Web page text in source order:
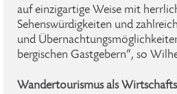
auf einzigartige Weise mit
Sehenswürdigkeiten und
und
bergischen Gastgebern“, so
Wandertourismus als